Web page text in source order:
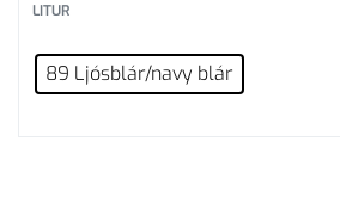
LITUR
89 Ljósblár/navy blár